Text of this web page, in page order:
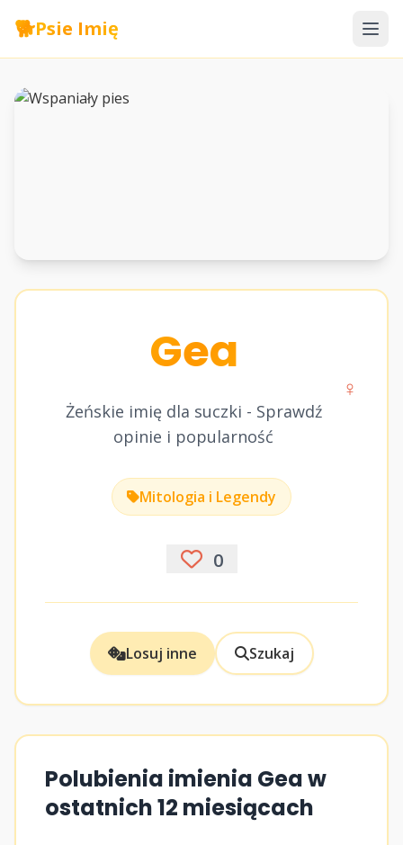
🐕Psie Imię
Gea
Żeńskie imię dla suczki - Sprawdź
opinie i popularność
♀
Mitologia i Legendy
0
Losuj inne Szukaj
Polubienia imienia Gea w
ostatnich 12 miesiącach